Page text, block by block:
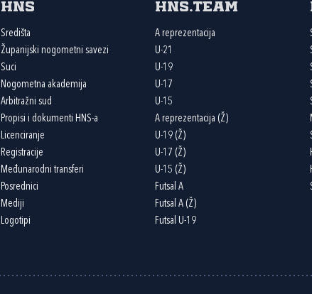
HNS
Središta
Županijski nogometni savezi
Suci
Nogometna akademija
Arbitražni sud
Propisi i dokumenti HNS-a
Licenciranje
Registracije
Međunarodni transferi
Posrednici
Mediji
Logotipi
HNS.team
A reprezentacija
U-21
U-19
U-17
U-15
A reprezentacija (Ž)
U-19 (Ž)
U-17 (Ž)
U-15 (Ž)
Futsal A
Futsal A (Ž)
Futsal U-19